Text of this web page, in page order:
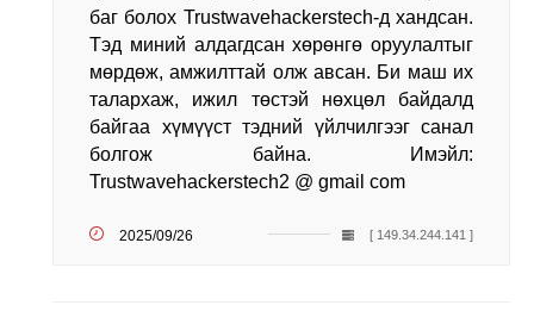
баг болох Trustwavehackerstech-д хандсан.
Тэд миний алдагдсан хөрөнгө оруулалтыг
мөрдөж, амжилттай олж авсан. Би маш их
талархаж, ижил төстэй нөхцөл байдалд
байгаа хүмүүст тэдний үйлчилгээг санал
болгож байна. Имэйл:
Trustwavehackerstech2 @ gmail com
[ 149.34.244.141 ]
2025/09/26